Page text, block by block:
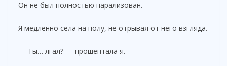
Он не был полностью парализован.
Я медленно села на полу, не отрывая от него взгляда.
— Ты… лгал? — прошептала я.